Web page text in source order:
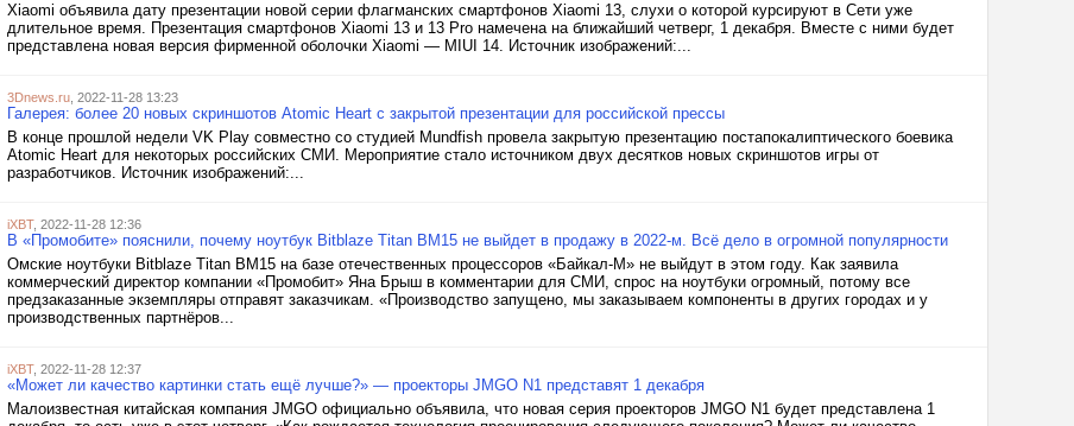
Xiaomi объявила дату презентации новой серии флагманских смартфонов Xiaomi 13, слухи о которой курсируют в Сети уже
длительное время. Презентация смартфонов Xiaomi 13 и 13 Pro намечена на ближайший четверг, 1 декабря. Вместе с ними будет
представлена новая версия фирменной оболочки Xiaomi — MIUI 14. Источник изображений:...
3Dnews.ru , 2022-11-28 13:23
Галерея: более 20 новых скриншотов Atomic Heart с закрытой презентации для российской прессы
В конце прошлой недели VK Play совместно со студией Mundfish провела закрытую презентацию постапокалиптического боевика
Atomic Heart для некоторых российских СМИ. Мероприятие стало источником двух десятков новых скриншотов игры от
разработчиков. Источник изображений:...
iXBT, 2022-11-28 12:36
В «Промобите» пояснили, почему ноутбук Bitblaze Titan BM15 не выйдет в продажу в 2022-м. Всё дело в огромной популярности
Омские ноутбуки Bitblaze Titan BM15 на базе отечественных процессоров «Байкал-М» не выйдут в этом году. Как заявила
коммерческий директор компании «Промобит» Яна Брыш в комментарии для СМИ, спрос на ноутбуки огромный, потому все
предзаказанные экземпляры отправят заказчикам. «Производство запущено, мы заказываем компоненты в других городах и у
производственных партнёров...
iXBT, 2022-11-28 12:37
«Может ли качество картинки стать ещё лучше?» — проекторы JMGO N1 представят 1 декабря
Малоизвестная китайская компания JMGO официально объявила, что новая серия проекторов JMGO N1 будет представлена 1